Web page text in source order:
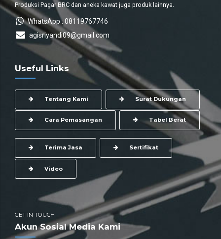
Produksi Pagar BRC dan aneka kawat juga produk lainnya.
WhatsApp : 08119767746
agisriyandi09@gmail.com
Useful Links
Tentang Kami Surat Dukungan
Cara Pemasangan Tabel Berat
Terima Jasa Sertifikat
Video
GET IN TOUCH
Akun Sosial Media Kami